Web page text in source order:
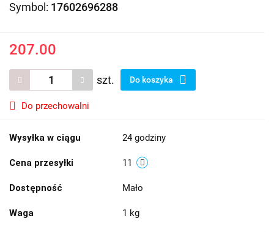
Symbol: 17602696288
207.00
szt. Do koszyka
Do przechowalni
Wysyłka w ciągu 24 godziny
Cena przesyłki 11
Dostępność Mało
Waga 1 kg